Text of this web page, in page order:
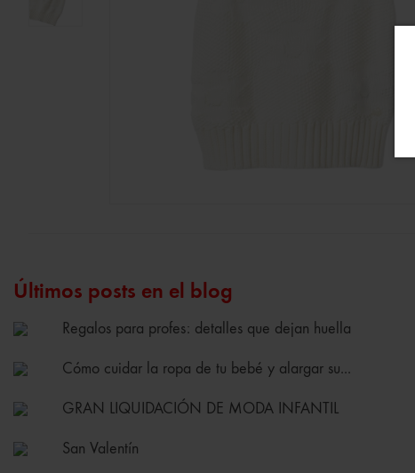
Últimos posts en el blog
Regalos para profes: detalles que dejan huella
Cómo cuidar la ropa de tu bebé y alargar su...
GRAN LIQUIDACIÓN DE MODA INFANTIL
San Valentín